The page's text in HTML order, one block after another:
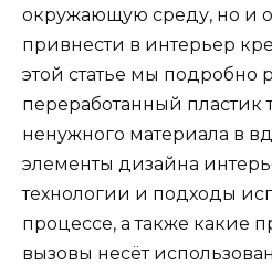
окружающую среду, но и
привнести в интерьер
этой статье мы подробно
переработанный пластик
ненужного материала в
элементы дизайна
технологии и подходы
процессе, а также какие
вызовы несёт